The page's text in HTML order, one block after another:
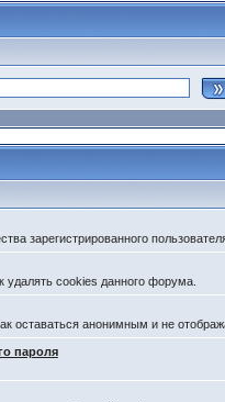
зарегистрированного
cookies данного форума.
оставаться анонимным и не
пароля